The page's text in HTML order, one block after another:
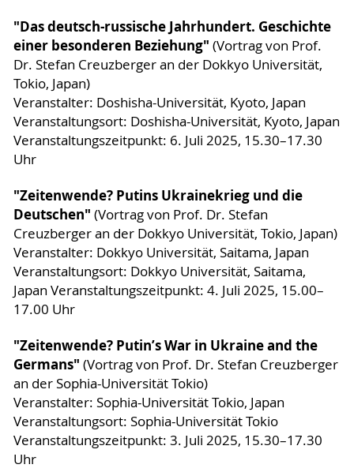
"Das deutsch-russische Jahrhundert. Geschichte
einer besonderen Beziehung" (Vortrag von Prof.
Dr. Stefan Creuzberger an der Dokkyo Universität,
Tokio, Japan)
Veranstalter: Doshisha-Universität, Kyoto, Japan
Veranstaltungsort: Doshisha-Universität, Kyoto, Japan
Veranstaltungszeitpunkt: 6. Juli 2025, 15.30–17.30
Uhr
"Zeitenwende? Putins Ukrainekrieg und die
Deutschen" (Vortrag von Prof. Dr. Stefan
Creuzberger an der Dokkyo Universität, Tokio, Japan)
Veranstalter: Dokkyo Universität, Saitama, Japan
Veranstaltungsort: Dokkyo Universität, Saitama,
Japan Veranstaltungszeitpunkt: 4. Juli 2025, 15.00–
17.00 Uhr
"Zeitenwende? Putin’s War in Ukraine and the
Germans" (Vortrag von Prof. Dr. Stefan Creuzberger
an der Sophia-Universität Tokio)
Veranstalter: Sophia-Universität Tokio, Japan
Veranstaltungsort: Sophia-Universität Tokio
Veranstaltungszeitpunkt: 3. Juli 2025, 15.30–17.30
Uhr